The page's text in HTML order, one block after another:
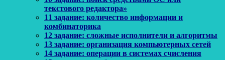
текстового редактора»
11 задание: количество информации и
комбинаторика
12 задание: сложные исполнители и алгоритмы
13 задание: организация компьютерных сетей
14 задание: операции в системах счисления